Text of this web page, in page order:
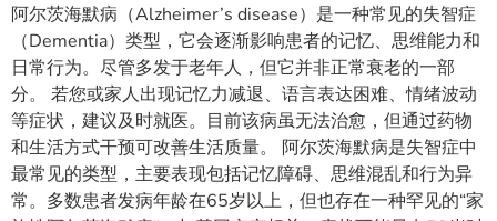
阿尔茨海默病（Alzheimer’s disease）是一种常见的失智症
（Dementia）类型，它会逐渐影响患者的记忆、思维能力和
日常行为。尽管多发于老年人，但它并非正常衰老的一部
分。 若您或家人出现记忆力减退、语言表达困难、情绪波动
等症状，建议及时就医。目前该病虽无法治愈，但通过药物
和生活方式干预可改善生活质量。 阿尔茨海默病是失智症中
最常见的类型，主要表现包括记忆障碍、思维混乱和行为异
常。多数患者发病年龄在65岁以上，但也存在一种罕见的“家